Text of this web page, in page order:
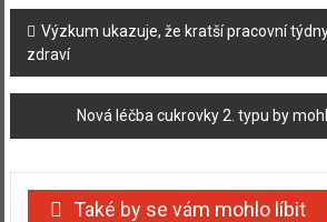
Navigace
příspěvku
Výzkum ukazuje, že kratší pracovní
zdraví
Nová léčba cukrovky 2. typu by
Také by se vám mohlo líbit